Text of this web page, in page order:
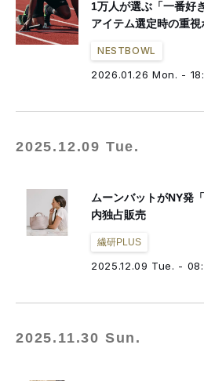
1万人が選ぶ「一番好
アイテム選定時の重視
NESTBOWL
2026.01.26 Mon. -
2025.12.09 Tue.
ムーンバットがNY発
内独占販売
繊研PLUS
2025.12.09 Tue. -
2025.11.30 Sun.